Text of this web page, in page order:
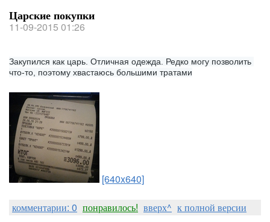
Царские покупки
11-09-2015 01:26
Закупился как царь. Отличная одежда. Редко могу позволить
что-то, поэтому хвастаюсь большими тратами
[640x640]
комментарии: 0 понравилось! вверх^ к полной версии